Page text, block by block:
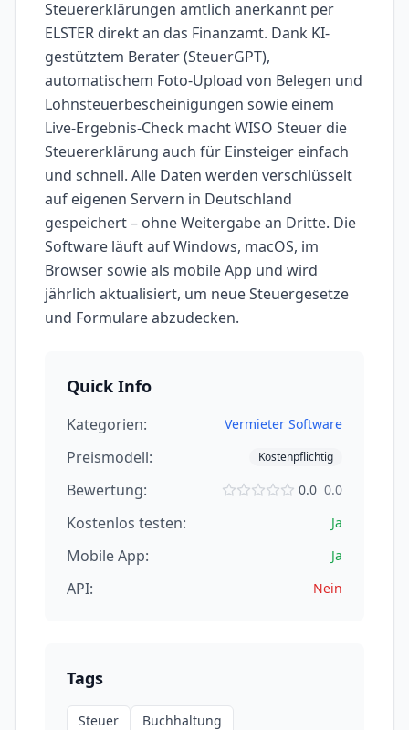
Steuererklärungen amtlich anerkannt per
ELSTER direkt an das Finanzamt. Dank KI-
gestütztem Berater (SteuerGPT),
automatischem Foto-Upload von Belegen und
Lohnsteuerbescheinigungen sowie einem
Live-Ergebnis-Check macht WISO Steuer die
Steuererklärung auch für Einsteiger einfach
und schnell. Alle Daten werden verschlüsselt
auf eigenen Servern in Deutschland
gespeichert – ohne Weitergabe an Dritte. Die
Software läuft auf Windows, macOS, im
Browser sowie als mobile App und wird
jährlich aktualisiert, um neue Steuergesetze
und Formulare abzudecken.
Quick Info
Kategorien: Vermieter Software
Preismodell: Kostenpflichtig
Bewertung: 0.0 0.0
Kostenlos testen: Ja
Mobile App: Ja
API: Nein
Tags
Steuer
Buchhaltung